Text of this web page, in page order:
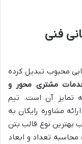
فنی
محبوب تبدیل کرده
مشتری محور و
تمایز آن است. تیم
مشاوره رایگان به
بهترین نوع قالب بتن
تعداد و ابعاد